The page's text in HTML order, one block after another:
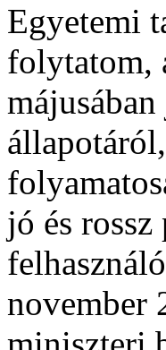
Egyetemi
folytatom,
jó és
november